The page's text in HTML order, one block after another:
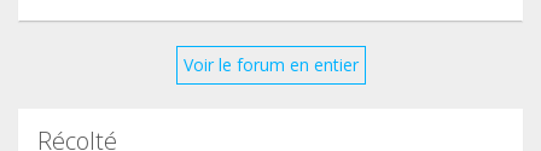
Voir le forum en entier
Récolté